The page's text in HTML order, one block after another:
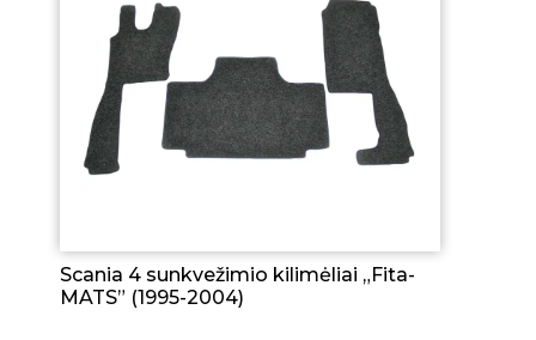
Scania 4 sunkvežimio kilimėliai „Fita-
MATS” (1995-2004)